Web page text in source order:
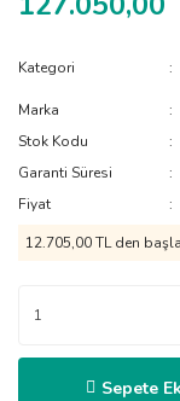
Kategori
Marka
Stok Kodu
Garanti Süresi
Fiyat
12.705,00 TL den
Sepete